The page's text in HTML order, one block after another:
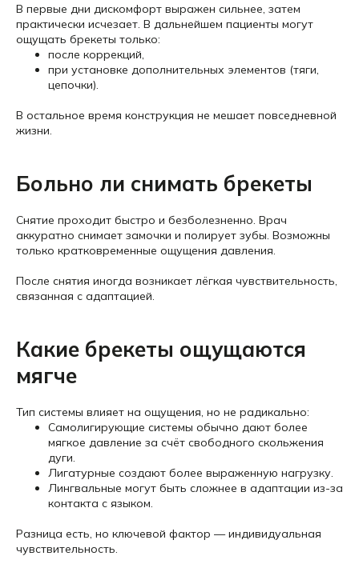
В первые дни дискомфорт выражен сильнее, затем
практически исчезает. В дальнейшем пациенты могут
ощущать брекеты только:
после коррекций,
при установке дополнительных элементов (тяги,
цепочки).
В остальное время конструкция не мешает повседневной
жизни.
Больно ли снимать брекеты
Снятие проходит быстро и безболезненно. Врач
аккуратно снимает замочки и полирует зубы. Возможны
только кратковременные ощущения давления.
После снятия иногда возникает лёгкая чувствительность,
связанная с адаптацией.
Какие брекеты ощущаются
мягче
Тип системы влияет на ощущения, но не радикально:
Самолигирующие системы обычно дают более
мягкое давление за счёт свободного скольжения
дуги.
Лигатурные создают более выраженную нагрузку.
Лингвальные могут быть сложнее в адаптации из-за
контакта с языком.
Разница есть, но ключевой фактор — индивидуальная
чувствительность.